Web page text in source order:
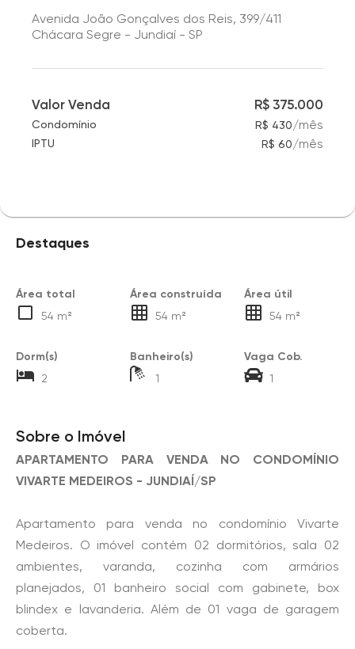
Avenida João Gonçalves dos Reis, 399/411
Chácara Segre - Jundiaí - SP
Valor Venda R$ 375.000
Condomínio R$ 430/mês
IPTU R$ 60/mês
Destaques
Área total
54 m²
Área construída
54 m²
Área útil
54 m²
Dorm(s)
2
Banheiro(s)
1
Vaga Cob.
1
Sobre o Imóvel
APARTAMENTO PARA VENDA NO CONDOMÍNIO
VIVARTE MEDEIROS - JUNDIAÍ/SP
Apartamento para venda no condomínio Vivarte
Medeiros. O imóvel contém 02 dormitórios, sala 02
ambientes, varanda, cozinha com armários
planejados, 01 banheiro social com gabinete, box
blindex e lavanderia. Além de 01 vaga de garagem
coberta.